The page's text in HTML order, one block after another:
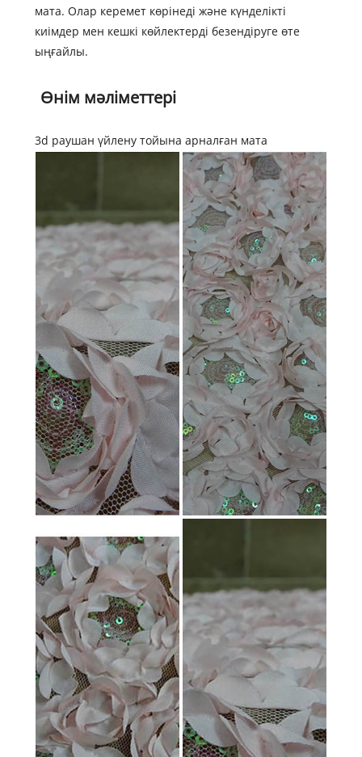
мата. Олар керемет көрінеді және күнделікті
киімдер мен кешкі көйлектерді безендіруге өте
ыңғайлы.
Өнім мәліметтері
3d раушан үйлену тойына арналған мата